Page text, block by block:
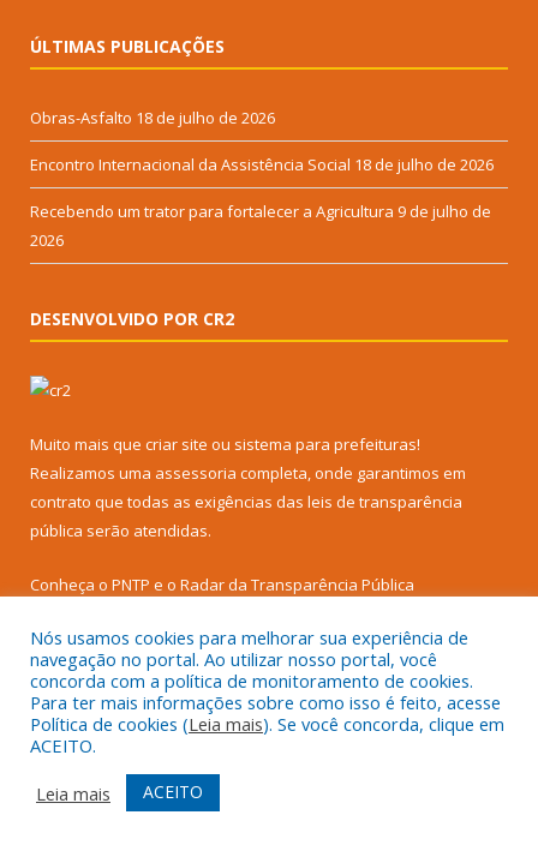
ÚLTIMAS PUBLICAÇÕES
Obras-Asfalto 18 de julho de 2026
Encontro Internacional da Assistência Social 18 de julho de 2026
Recebendo um trator para fortalecer a Agricultura 9 de julho de
2026
DESENVOLVIDO POR CR2
Muito mais que criar site ou sistema para prefeituras!
Realizamos uma assessoria completa, onde garantimos em
contrato que todas as exigências das leis de transparência
pública serão atendidas.
Conheça o PNTP e o Radar da Transparência Pública
Todos os direitos reservados a Prefeitura Municipal de Senador
José Porfírio.
Mapa do Site
Acessar Área Administrativa
Acessar Webmail
Nós usamos cookies para melhorar sua experiência de
navegação no portal. Ao utilizar nosso portal, você
concorda com a política de monitoramento de cookies.
Para ter mais informações sobre como isso é feito, acesse
Política de cookies (Leia mais). Se você concorda, clique em
ACEITO.
Leia mais
ACEITO